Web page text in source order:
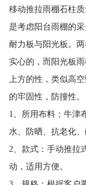
移动推拉雨棚石柱
是考虑阳台雨棚的
耐力板与阳光板。
实心的，而阳光板
上方的性，类似高
的牢固性，防撞性。
1、所用布料：牛津
水、防晒、抗老化
2、款式：手动推拉
动，适用方便。